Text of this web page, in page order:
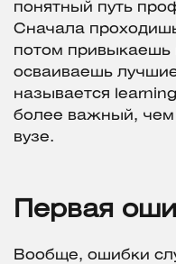
понятный путь
Сначала
потом привыкаешь
осваиваешь
называется
более важный, чем
вузе.
Первая
Вообще, ошибки